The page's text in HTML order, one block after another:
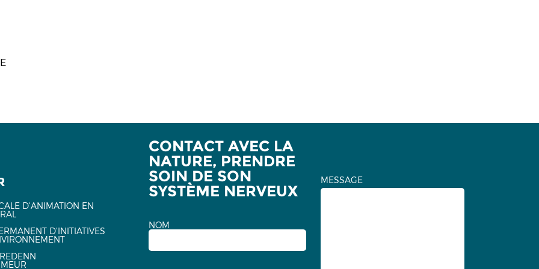
D'ANIMATION EN
D'INITIATIVES
CONTACT AVEC LA
NATURE, PRENDRE
SOIN DE SON
SYSTÈME NERVEUX
NOM
MESSAGE